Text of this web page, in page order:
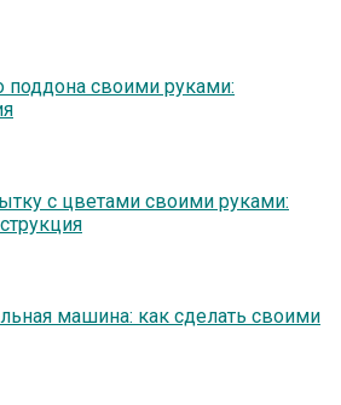
своими руками:
с цветами своими руками:
машина: как сделать своими